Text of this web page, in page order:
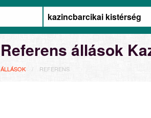
Referens állások
ÁLLÁSOK REFERENS